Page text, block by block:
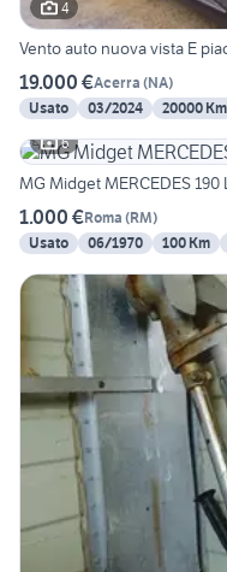
4
Vento auto nuova vista E
19.000 €Acerra (NA)
Usato
03/2024 20000 Km
6
MG Midget
1.000 €Roma (RM)
Usato
06/1970 100 Km